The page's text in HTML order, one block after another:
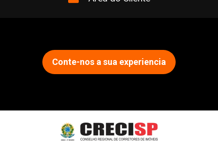
Conte-nos a sua experiencia